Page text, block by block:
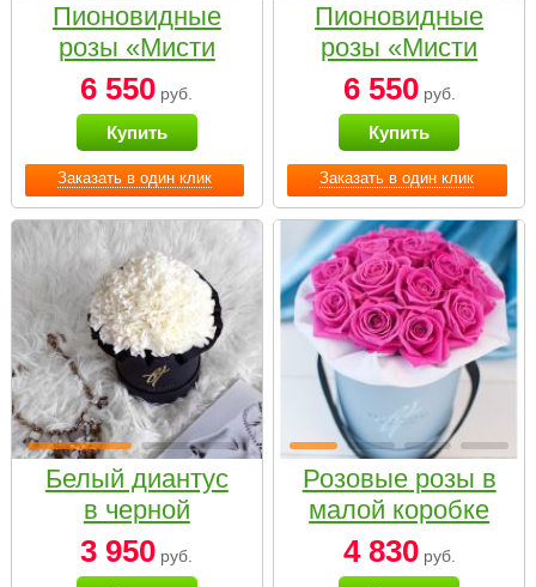
Заказать в один клик
Пионовидные
розы «Мисти
бабблс» в белой
коробке Small
6 550 руб.
Купить
Заказать в один клик
Пионовидные
розы «Мисти
бабблс» в
черной коробке
Small
6 550руб.
Купить
Белый диантус
в черной
коробке Small
3 950 руб.
Розовые розы в
малой коробке
4 830руб.